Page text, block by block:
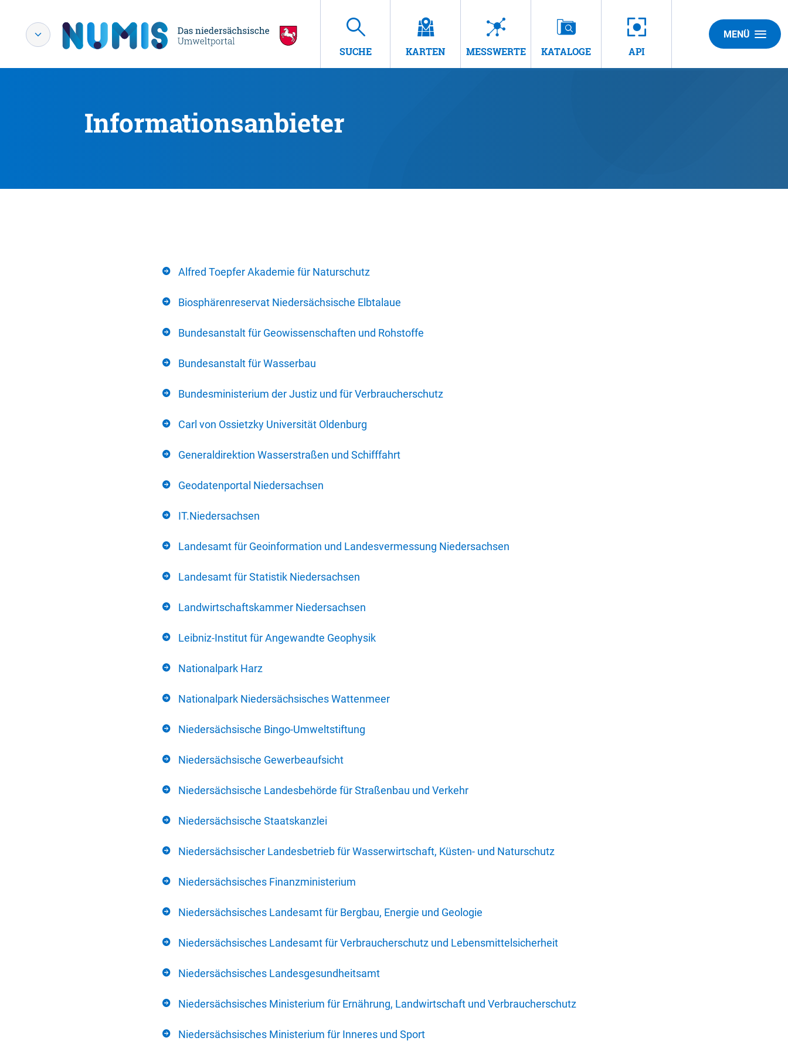
SUCHE KARTEN MESSWERTE KATALOGE API
MENÜ
Informationsanbieter
Alfred Toepfer Akademie für Naturschutz
Biosphärenreservat Niedersächsische Elbtalaue
Bundesanstalt für Geowissenschaften und Rohstoffe
Bundesanstalt für Wasserbau
Bundesministerium der Justiz und für Verbraucherschutz
Carl von Ossietzky Universität Oldenburg
Generaldirektion Wasserstraßen und Schifffahrt
Geodatenportal Niedersachsen
IT.Niedersachsen
Landesamt für Geoinformation und Landesvermessung Niedersachsen
Landesamt für Statistik Niedersachsen
Landwirtschaftskammer Niedersachsen
Leibniz-Institut für Angewandte Geophysik
Nationalpark Harz
Nationalpark Niedersächsisches Wattenmeer
Niedersächsische Bingo-Umweltstiftung
Niedersächsische Gewerbeaufsicht
Niedersächsische Landesbehörde für Straßenbau und Verkehr
Niedersächsische Staatskanzlei
Niedersächsischer Landesbetrieb für Wasserwirtschaft, Küsten- und Naturschutz
Niedersächsisches Finanzministerium
Niedersächsisches Landesamt für Bergbau, Energie und Geologie
Niedersächsisches Landesamt für Verbraucherschutz und Lebensmittelsicherheit
Niedersächsisches Landesgesundheitsamt
Niedersächsisches Ministerium für Ernährung, Landwirtschaft und Verbraucherschutz
Niedersächsisches Ministerium für Inneres und Sport